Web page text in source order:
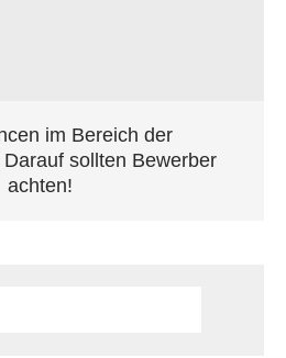
im Bereich der
sollten Bewerber
achten!